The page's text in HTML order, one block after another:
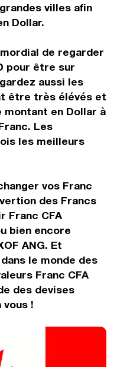
villes afin
Dollar.
de regarder
pour être sur
aussi les
être très élévés et
en Dollar à
Les
les meilleurs
vos Franc
des Francs
Franc CFA
bien encore
ANG. Et
le monde des
Franc CFA
des devises
!